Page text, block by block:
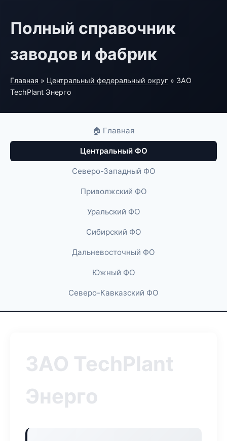
Полный справочник
заводов и фабрик
Главная » Центральный федеральный округ » ЗАО
TechPlant Энерго
🏠 Главная
Центральный ФО
Северо-Западный ФО
Приволжский ФО
Уральский ФО
Сибирский ФО
Дальневосточный ФО
Южный ФО
Северо-Кавказский ФО
ЗАО TechPlant
Энерго